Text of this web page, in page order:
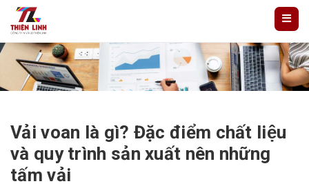
Vải voan là gì? Đặc điểm chất liệu
và quy trình sản xuất nên những
tấm vải